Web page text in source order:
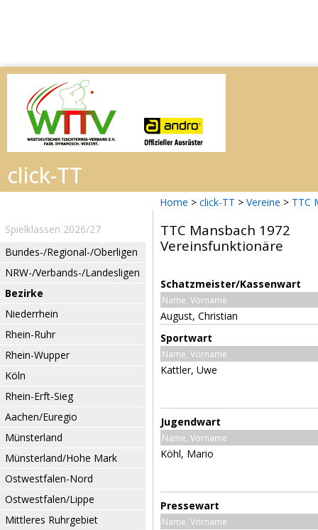
Home > click-TT > Vereine > TTC
Spielklassen 2026/27
Bundes-/Regional-/Oberligen
NRW-/Verbands-/Landesligen
Bezirke
Niederrhein
Rhein-Ruhr
Rhein-Wupper
Köln
Rhein-Erft-Sieg
Aachen/Euregio
Münsterland
Münsterland/Hohe Mark
Ostwestfalen-Nord
Ostwestfalen/Lippe
Mittleres Ruhrgebiet
TTC Mansbach 1972
Vereinsfunktionäre
Schatzmeister/Kassenwart
Name, Vorname
August, Christian
Sportwart
Name, Vorname
Kattler, Uwe
Jugendwart
Name, Vorname
Köhl, Mario
Pressewart
Name, Vorname